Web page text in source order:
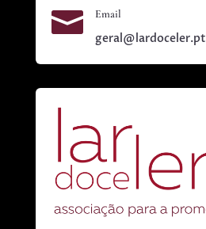
 Email
geral@lardoceler.pt